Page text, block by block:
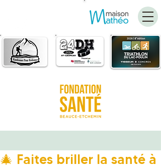
🎄 Faites briller la santé à